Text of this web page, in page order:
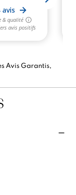
Avis Garantis,